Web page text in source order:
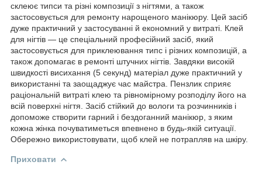
склеює типси та різні композиції з нігтями, а також
застосовується для ремонту нарощеного манікюру. Цей засіб
дуже практичний у застосуванні й економний у витраті. Клей
для нігтів — це спеціальний професійний засіб, який
застосовується для приклеювання типс і різних композицій, а
також допомагає в ремонті штучних нігтів. Завдяки високій
швидкості висихання (5 секунд) матеріал дуже практичний у
використанні та заощаджує час майстра. Пензлик сприяє
раціональній витраті клею та рівномірному розподілу його на
всій поверхні нігтя. Засіб стійкий до вологи та розчинників і
допоможе створити гарний і бездоганний манікюр, з яким
кожна жінка почуватиметься впевнено в будь-якій ситуації.
Обережно використовувати, щоб клей не потрапляв на шкіру.
Приховати